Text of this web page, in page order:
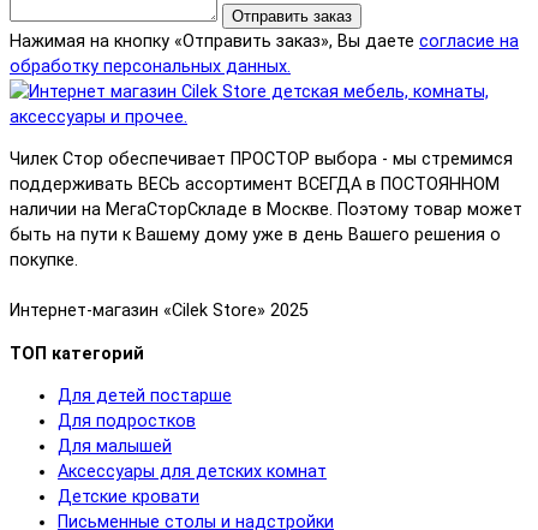
Отправить заказ
Нажимая на кнопку «Отправить заказ», Вы даете согласие на
обработку персональных данных.
Чилек Стор обеспечивает ПРОСТОР выбора - мы стремимся
поддерживать ВЕСЬ ассортимент ВСЕГДА в ПОСТОЯННОМ
наличии на МегаСторСкладе в Москве. Поэтому товар может
быть на пути к Вашему дому уже в день Вашего решения о
покупке.
Интернет-магазин «Cilek Store» 2025
ТОП категорий
Для детей постарше
Для подростков
Для малышей
Аксессуары для детских комнат
Детские кровати
Письменные столы и надстройки